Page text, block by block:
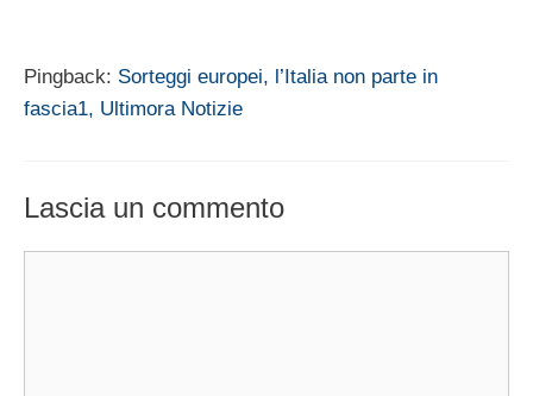
Pingback: Sorteggi europei, l’Italia non parte in
fascia1, Ultimora Notizie
Lascia un commento